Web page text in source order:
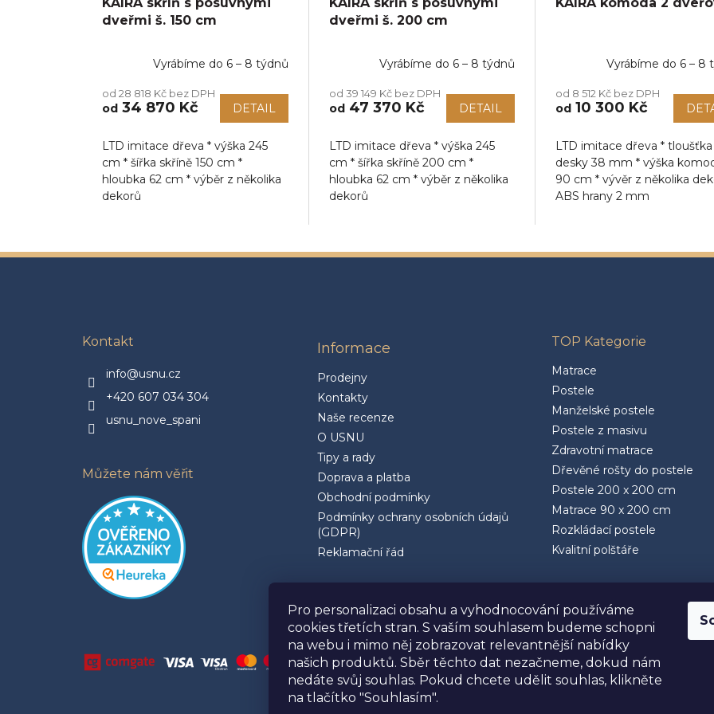
Pro personalizaci obsahu a vyhodnocování používáme
cookies třetích stran. S vaším souhlasem budeme schopni
na webu i mimo něj zobrazovat relevantnější nabídky
našich produktů. Sběr těchto dat nezačneme, dokud nám
nedáte svůj souhlas. Pokud chcete udělit souhlas, klikněte
na tlačítko "Souhlasím".
dveřmi š. 150 cm
Vyrábíme do 6 – 8 týdnů
od 28 818 Kč bez DPH
od 34 870 Kč DETAIL
LTD imitace dřeva * výška 245
cm * šířka skříně 150 cm *
hloubka 62 cm * výběr z několika
dekorů
dveřmi š. 200 cm
Vyrábíme do 6 – 8 týdnů
od 39 149 Kč bez DPH
od47 370 Kč DETAIL
LTD imitace dřeva * výška 245
cm * šířka skříně 200 cm *
hloubka 62 cm * výběr z několika
dekorů
Vyrábíme do 6 – 8
od 8 512 Kč bez DPH
od 10 300 Kč
LTD imitace dřeva * tloušťka
desky 38 mm * výška
90 cm * vývěr z několika
ABS hrany 2 mm
Kontakt
info@usnu.cz
+420 607 034 304
usnu_nove_spani
Můžete nám věřit
Informace
Prodejny
Kontakty
Naše recenze
O USNU
Tipy a rady
Doprava a platba
Obchodní podmínky
Podmínky ochrany osobních údajů
(GDPR)
Reklamační řád
TOP Kategorie
Matrace
Postele
Manželské postele
Postele z masivu
Zdravotní matrace
Dřevěné rošty do postele
Postele 200 x 200 cm
Matrace 90 x 200 cm
Rozkládací postele
Kvalitní polštáře